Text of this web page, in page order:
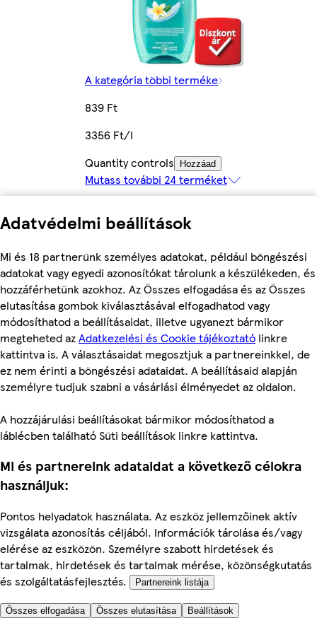
Adatvédelmi beállítások
Mi és 18 partnerünk személyes adatokat, például böngészési
adatokat vagy egyedi azonosítókat tárolunk a készülékeden, és
hozzáférhetünk azokhoz. Az Összes elfogadása és az Összes
elutasítása gombok kiválasztásával elfogadhatod vagy
módosíthatod a beállításaidat, illetve ugyanezt bármikor
megteheted azAdatkezelési és Cookie tájékoztató linkre
kattintva is. A választásaidat megosztjuk a partnereinkkel, de
ez nem érinti a böngészési adataidat. A beállításaid alapján
személyre tudjuk szabni a vásárlási élményedet az oldalon.
A hozzájárulási beállításokat bármikor módosíthatod a
láblécben található Süti beállítások linkre kattintva.
Mi és partnereink adataidat a következő célokra
használjuk:
Pontos helyadatok használata. Az eszköz jellemzőinek aktív
vizsgálata azonosítás céljából. Információk tárolása és/vagy
elérése az eszközön. Személyre szabott hirdetések és
tartalmak, hirdetések és tartalmak mérése, közönségkutatás
és szolgáltatásfejlesztés.
Partnereink listája
Összes elfogadása Összes elutasítása Beállítások
A kategória többi terméke
839 Ft
3356 Ft/l
Quantity controls
Hozzáad
Mutass további 24 terméket